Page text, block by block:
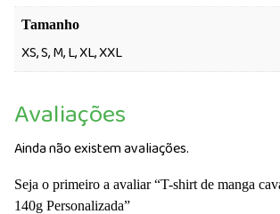
Tamanho
XS, S, M, L, XL, XXL
Avaliações
Ainda não existem avaliações.
Seja o primeiro a avaliar “T-shirt de manga
140g Personalizada”